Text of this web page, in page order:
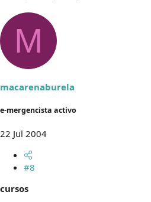
M
macarenaburela
e-mergencista activo
22 Jul 2004
#8
cursos